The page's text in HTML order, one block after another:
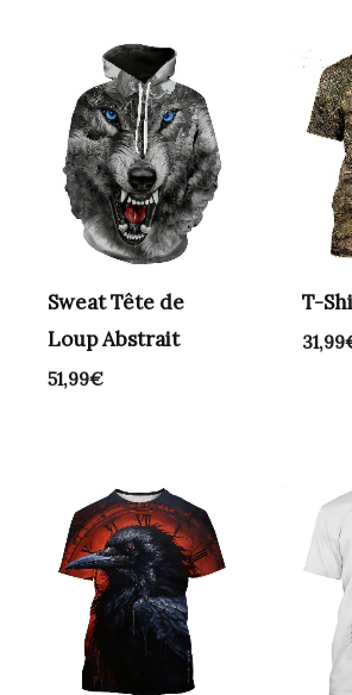
Sweat Tête de
Loup Abstrait
51,99€
T-
31,99